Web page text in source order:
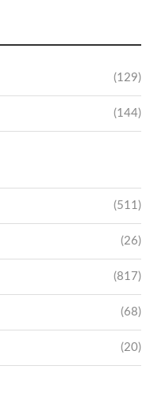
(129)
(144)
(511)
(26)
(817)
(68)
(20)